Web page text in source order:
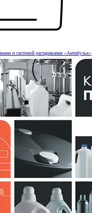
и системой растаривания «Антибульк»